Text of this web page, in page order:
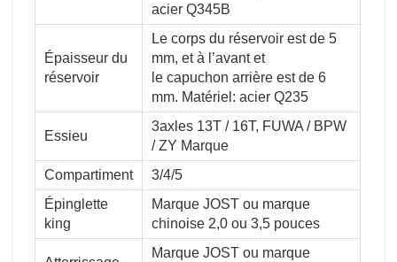
acier Q345B
Épaisseur du
réservoir
Le corps du réservoir est de 5
mm, et à l’avant et
le capuchon arrière est de 6
mm. Matériel: acier Q235
Essieu
3axles 13T / 16T, FUWA / BPW
/ ZY Marque
Compartiment
3/4/5
Épinglette
king
Marque JOST ou marque
chinoise 2,0 ou 3,5 pouces
Marque JOST ou marque